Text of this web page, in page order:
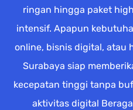
ringan hingga paket
intensif. Apapun
online, bisnis digital, atau
Surabaya siap
kecepatan tinggi tanpa
aktivitas digital